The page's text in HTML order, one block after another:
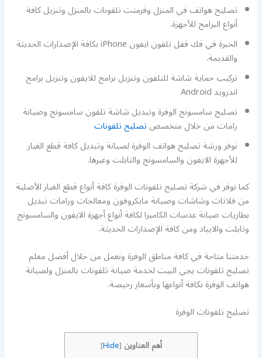
تصليح هواتف في المنزل وفرمتت تلفونات بالمنزل وتنزيل كافة
أنواع البرامج للأجهزة.
الخبرة في فك قفل تلفون ايفون iPhone بكافة الإصدارات الحديثة
والقديمة.
تركيب حماية شاشة للتلفون وتنزيل برامج للايفون وتنزيل برامج
اندرويد Android
تصليح سامسونج الوفرة وتبديل شاشة تلفون سامسونج وصيانة
رامات من خلال متخصصتصليح تلفونات
نوفر ورشة تصليح هواتف الوفرة لصيانة وتبديل كافة قطع الغيار
للأجهزة الايفون والسامسونج والتابلت وغيرها.
كما نوفر في شركة تصليح تلفونات الوفرة كافة أنواع قطع الغيار الأصلية
من فلاتات وشاشات وصيانة مايكروفون ومعالجات ورامات تبديل
بطاريات صيانة عدسات الكاميرا لكافة أنواع أجهزة الايفون والسامسونج
وتابلت والايباد ومن كافة الإصدارات الحديثة.
خدمتنا متاحة في كافة مناطق الوفرة ونعمل من خلال أفضل معلم
تصليح تلفونات يجي البيت لخدمة صيانة تلفونات بالمنزل ولصيانة
هواتف الوفرة بكافة أنواعها وبأسعار رخيصة.
تصليح تلفونات الوفرة
أهم العناوين [
Hide
]